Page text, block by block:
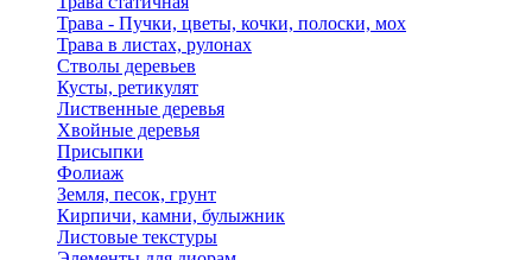
Трава - Пучки, цветы, кочки, полоски, мох
Трава в листах, рулонах
Стволы деревьев
Кусты, ретикулят
Лиственные деревья
Хвойные деревья
Присыпки
Фолиаж
Земля, песок, грунт
Кирпичи, камни, булыжник
Листовые текстуры